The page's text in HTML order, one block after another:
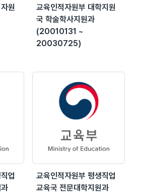
원
교육인적자원부 대학지원
국 학술학사지원과
(20010131 ~
20030725)
업
교육인적자원부 평생직업
교육국 전문대학지원과